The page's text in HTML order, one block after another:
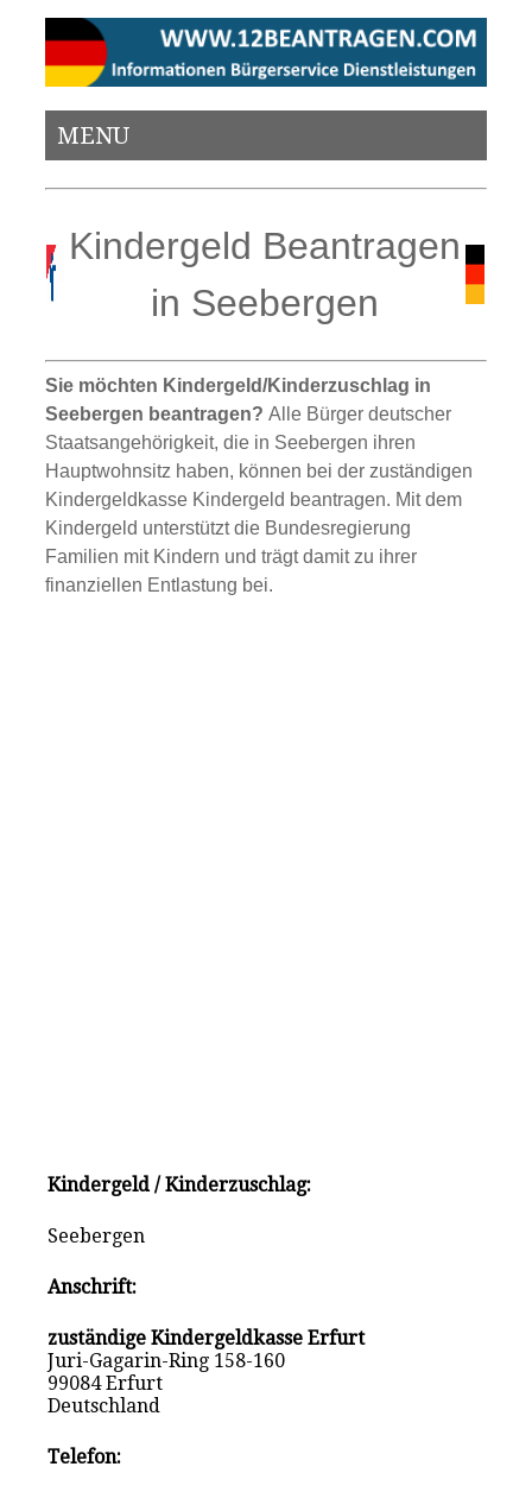
MENU
Kindergeld Beantragen
in Seebergen
Sie möchten Kindergeld/Kinderzuschlag in
Seebergen beantragen?Alle Bürger deutscher
Staatsangehörigkeit, die in Seebergen ihren
Hauptwohnsitz haben, können bei der zuständigen
Kindergeldkasse Kindergeld beantragen. Mit dem
Kindergeld unterstützt die Bundesregierung
Familien mit Kindern und trägt damit zu ihrer
finanziellen Entlastung bei.
Kindergeld / Kinderzuschlag:
Seebergen
Anschrift:
zuständige Kindergeldkasse Erfurt
Juri-Gagarin-Ring 158-160
99084 Erfurt
Deutschland
Telefon: